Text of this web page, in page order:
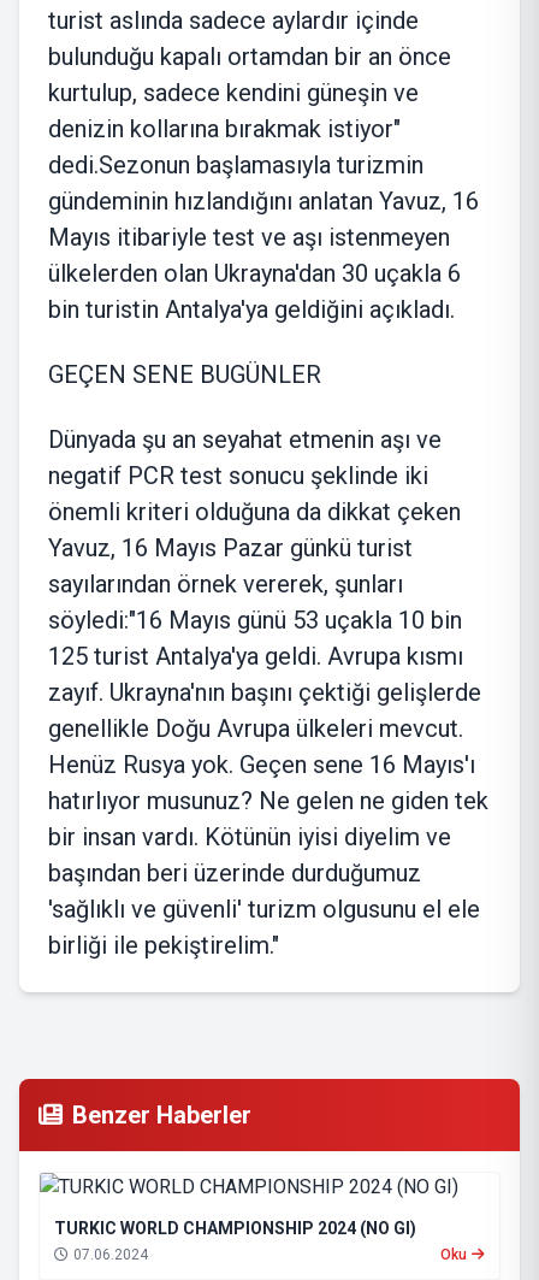
turist aslında sadece aylardır içinde
bulunduğu kapalı ortamdan bir an önce
kurtulup, sadece kendini güneşin ve
denizin kollarına bırakmak istiyor"
dedi.Sezonun başlamasıyla turizmin
gündeminin hızlandığını anlatan Yavuz, 16
Mayıs itibariyle test ve aşı istenmeyen
ülkelerden olan Ukrayna'dan 30 uçakla 6
bin turistin Antalya'ya geldiğini açıkladı.
GEÇEN SENE BUGÜNLER
Dünyada şu an seyahat etmenin aşı ve
negatif PCR test sonucu şeklinde iki
önemli kriteri olduğuna da dikkat çeken
Yavuz, 16 Mayıs Pazar günkü turist
sayılarından örnek vererek, şunları
söyledi:"16 Mayıs günü 53 uçakla 10 bin
125 turist Antalya'ya geldi. Avrupa kısmı
zayıf. Ukrayna'nın başını çektiği gelişlerde
genellikle Doğu Avrupa ülkeleri mevcut.
Henüz Rusya yok. Geçen sene 16 Mayıs'ı
hatırlıyor musunuz? Ne gelen ne giden tek
bir insan vardı. Kötünün iyisi diyelim ve
başından beri üzerinde durduğumuz
'sağlıklı ve güvenli' turizm olgusunu el ele
birliği ile pekiştirelim."
Benzer Haberler
TURKIC WORLD CHAMPIONSHIP 2024 (NO GI)
07.06.2024 Oku